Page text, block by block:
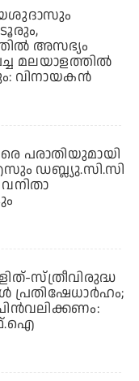
അസഭ്യം
മലയാളത്തില്‍
വിനായകന്‍
പരാതിയുമായി
ഡബ്ല്യു.സി.സി
സ്ത്രീവിരുദ്ധ
പ്രതിഷേധാര്‍ഹം;